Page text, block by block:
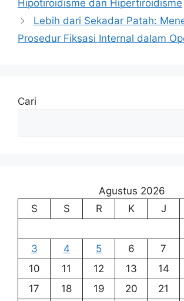
Hipotiroidisme dan Hipertiroidisme
Lebih dari Sekadar Patah:
Prosedur Fiksasi Internal dalam
Cari
Agustus 2026
S
S R K J
3
4 5 6 7
10
11 12 13 14
17
18 19 20 21